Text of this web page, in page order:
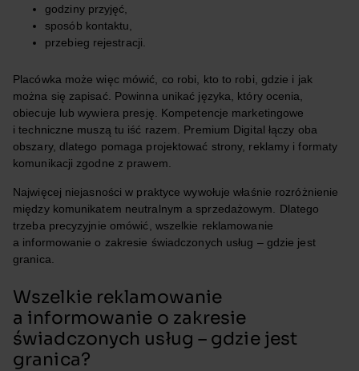
godziny przyjęć,
sposób kontaktu,
przebieg rejestracji.
Placówka może więc mówić, co robi, kto to robi, gdzie i jak
można się zapisać. Powinna unikać języka, który ocenia,
obiecuje lub wywiera presję. Kompetencje marketingowe
i techniczne muszą tu iść razem. Premium Digital łączy oba
obszary, dlatego pomaga projektować strony, reklamy i formaty
komunikacji zgodne z prawem.
Najwięcej niejasności w praktyce wywołuje właśnie rozróżnienie
między komunikatem neutralnym a sprzedażowym. Dlatego
trzeba precyzyjnie omówić, wszelkie reklamowanie
a informowanie o zakresie świadczonych usług – gdzie jest
granica.
Wszelkie reklamowanie
a informowanie o zakresie
świadczonych usług – gdzie jest
granica?